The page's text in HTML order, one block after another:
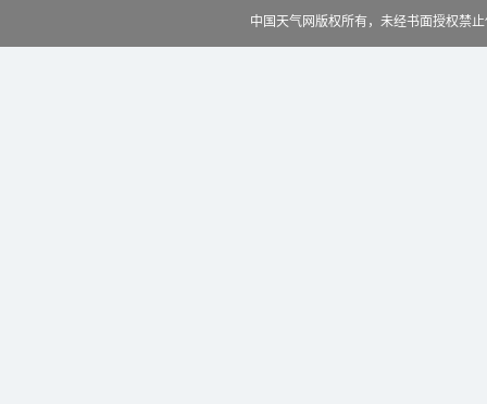
中国天气网版权所有，未经书面授权